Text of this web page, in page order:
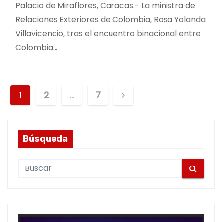
Palacio de Miraflores, Caracas.- La ministra de
Relaciones Exteriores de Colombia, Rosa Yolanda
Villavicencio, tras el encuentro binacional entre
Colombia…
1 2 … 7
Búsqueda